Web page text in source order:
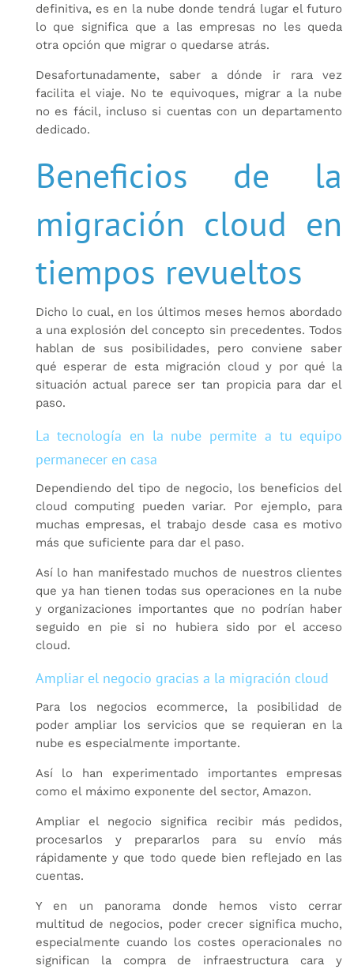
definitiva, es en la nube donde tendrá lugar el futuro
lo que significa que a las empresas no les queda
otra opción que migrar o quedarse atrás.
Desafortunadamente, saber a dónde ir rara vez
facilita el viaje. No te equivoques, migrar a la nube
no es fácil, incluso si cuentas con un departamento
dedicado.
Beneficios de la
migración cloud en
tiempos revueltos
Dicho lo cual, en los últimos meses hemos abordado
a una explosión del concepto sin precedentes. Todos
hablan de sus posibilidades, pero conviene saber
qué esperar de esta migración cloud y por qué la
situación actual parece ser tan propicia para dar el
paso.
La tecnología en la nube permite a tu equipo
permanecer en casa
Dependiendo del tipo de negocio, los beneficios del
cloud computing pueden variar. Por ejemplo, para
muchas empresas, el trabajo desde casa es motivo
más que suficiente para dar el paso.
Así lo han manifestado muchos de nuestros clientes
que ya han tienen todas sus operaciones en la nube
y organizaciones importantes que no podrían haber
seguido en pie si no hubiera sido por el acceso
cloud.
Ampliar el negocio gracias a la migración cloud
Para los negocios ecommerce, la posibilidad de
poder ampliar los servicios que se requieran en la
nube es especialmente importante.
Así lo han experimentado importantes empresas
como el máximo exponente del sector, Amazon.
Ampliar el negocio significa recibir más pedidos,
procesarlos y prepararlos para su envío más
rápidamente y que todo quede bien reflejado en las
cuentas.
Y en un panorama donde hemos visto cerrar
multitud de negocios, poder crecer significa mucho,
especialmente cuando los costes operacionales no
significan la compra de infraestructura cara y